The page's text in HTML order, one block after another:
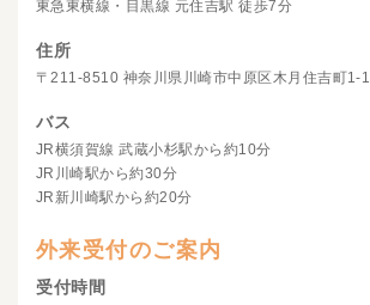
東急東横線・目黒線 元住吉駅 徒歩7分
住所
〒211-8510 神奈川県川崎市中原区木月住吉町1-1
バス
JR横須賀線 武蔵小杉駅から約10分
JR川崎駅から約30分
JR新川崎駅から約20分
外来受付のご案内
受付時間